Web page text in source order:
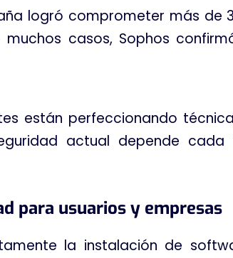
logró comprometer más de
muchos casos, Sophos
están perfeccionando
actual depende
para usuarios y empresas
la instalación de